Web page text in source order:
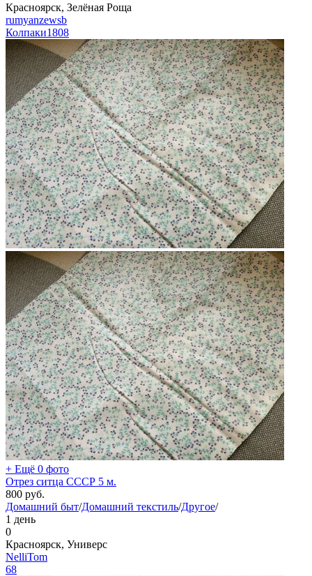
Красноярск, Зелёная Роща
rumyanzewsb
Колпаки1808
+ Ещё 0 фото
Отрез ситца СССР 5 м.
800 руб.
Домашний быт/Домашний текстиль/Другое/
1 день
0
Красноярск, Универс
NelliTom
68